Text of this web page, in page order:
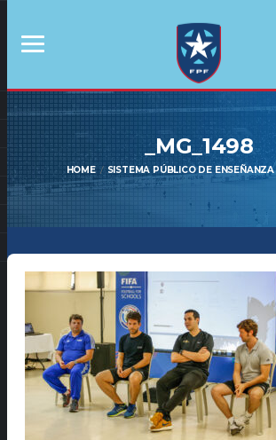
_MG_1498
HOME SISTEMA PÚBLICO DE ENSEÑANZA